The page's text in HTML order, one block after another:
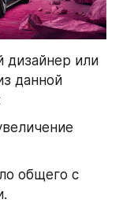
или
данной
общего с